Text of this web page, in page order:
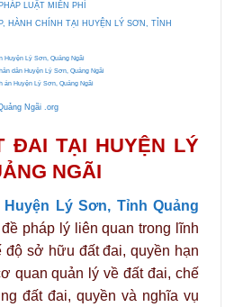
LUẬT MIỄN PHÍ
HÀNH CHÍNH TẠI HUYỆN LÝ SƠN, TỈNH
Huyện Lý Sơn, Quảng Ngãi
dân Huyện Lý Sơn, Quảng Ngãi
án Huyện Lý Sơn, Quảng Ngãi
Ngãi .org
ĐAI TẠI HUYỆN LÝ
NGÃI
Lý Sơn, Tỉnh Quảng
pháp lý liên quan trong lĩnh
độ sở hữu đất đai, quyền hạn
quan quản lý về đất đai, chế
đất đai, quyền và nghĩa vụ